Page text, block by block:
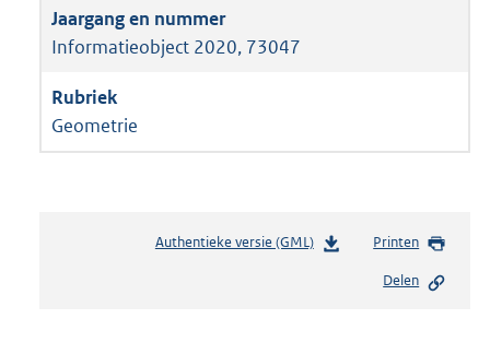
Informatieobject 2020, 73047
Geometrie
Authentieke versie (GML)b
Printen
Delen